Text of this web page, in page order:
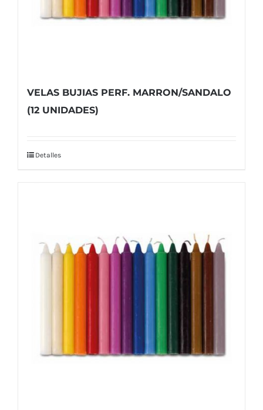
VELAS BUJIAS PERF. MARRON/SANDALO
(12 UNIDADES)
Detalles